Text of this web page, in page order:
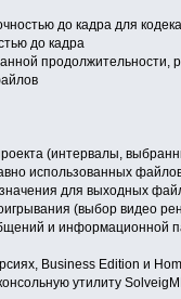
до кадра для
до кадра
продолжительности,
(интервалы,
использованных
для выходных
(выбор видео
и информационной
Business Edition и
утилиту